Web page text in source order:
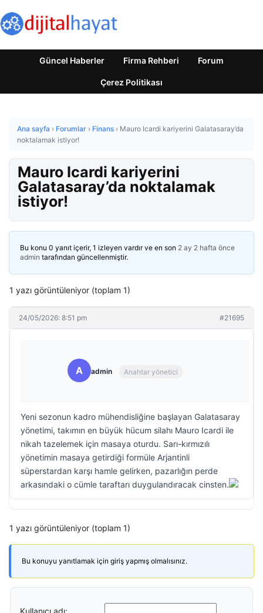
Güncel Haberler Firma Rehberi Forum
Çerez Politikası
Ana sayfa › Forumlar › Finans › Mauro Icardi kariyerini Galatasaray’da
noktalamak istiyor!
Mauro Icardi kariyerini
Galatasaray’da noktalamak
istiyor!
Bu konu 0 yanıt içerir, 1 izleyen vardır ve en son 2 ay 2 hafta önce
admin tarafından güncellenmiştir.
1 yazı görüntüleniyor (toplam 1)
24/05/2026: 8:51 pm #21695
A admin Anahtar yönetici
Yeni sezonun kadro mühendisliğine başlayan Galatasaray
yönetimi, takımın en büyük hücum silahı Mauro Icardi ile
nikah tazelemek için masaya oturdu. Sarı-kırmızılı
yönetimin masaya getirdiği formüle Arjantinli
süperstardan karşı hamle gelirken, pazarlığın perde
arkasındaki o cümle taraftarı duygulandıracak cinsten.
1 yazı görüntüleniyor (toplam 1)
Bu konuyu yanıtlamak için giriş yapmış olmalısınız.
Kullanıcı adı: